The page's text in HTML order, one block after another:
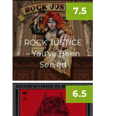
ROCK JUSTICE
– You’ve Been
Served
7.5
6.5